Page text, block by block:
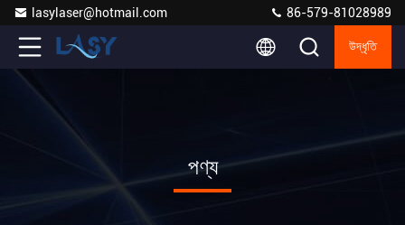
lasylaser@hotmail.com 86-579-81028989
উদ্ধৃতি
পণ্য